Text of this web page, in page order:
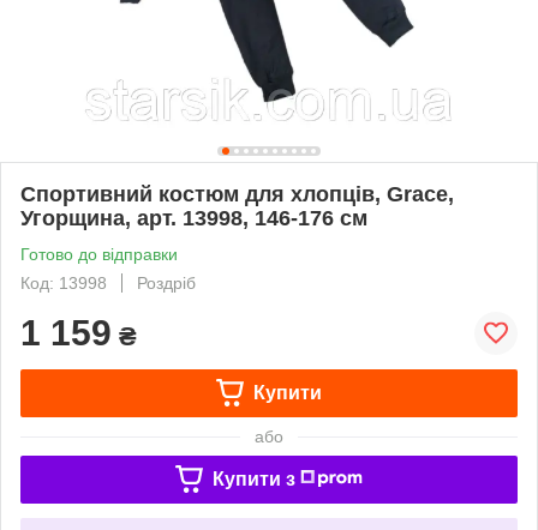
Спортивний костюм для хлопців, Grace,
Угорщина, арт. 13998, 146-176 см
Готово до відправки
Код: 13998
Роздріб
1 159 ₴
Купити
або
Купити з